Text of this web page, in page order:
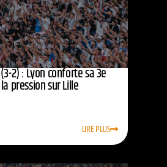
2) : Lyon conforte sa 3e
pression sur Lille
LIRE PLUS